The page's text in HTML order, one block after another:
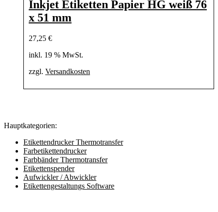
Inkjet Etiketten Papier HG weiß 76
x 51 mm
27,25 €
inkl. 19 % MwSt.
zzgl. Versandkosten
Hauptkategorien:
Etikettendrucker Thermotransfer
Farbetikettendrucker
Farbbänder Thermotransfer
Etikettenspender
Aufwickler / Abwickler
Etikettengestaltungs Software